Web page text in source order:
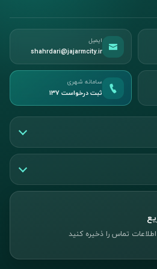
ایمیل
shahrdari@jajarmcity.ir
سامانه شهری
ثبت درخواست ۱۳۷
تماس را ذخیره کنید